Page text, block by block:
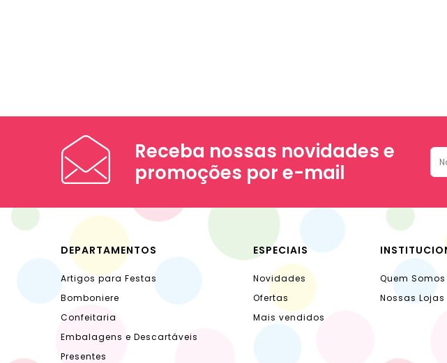
Receba nossas novidades e
promoções por e-mail
DEPARTAMENTOS
Artigos para Festas
Bomboniere
Confeitaria
Embalagens e Descartáveis
Presentes
ESPECIAIS
Novidades
Ofertas
Mais vendidos
Quem Somos
Nossas Lojas